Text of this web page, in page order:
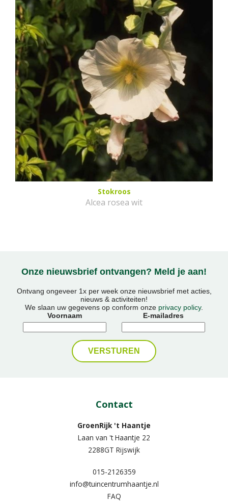
Stokroos
Alcea rosea wit
Onze nieuwsbrief ontvangen? Meld je aan!
Ontvang ongeveer 1x per week onze nieuwsbrief met acties,
nieuws & activiteiten!
We slaan uw gegevens op conform onze privacy policy.
Voornaam
E-mailadres
Contact
GroenRijk 't Haantje
Laan van 't Haantje 22
2288GT Rijswijk
015-2126359
info@tuincentrumhaantje.nl
FAQ